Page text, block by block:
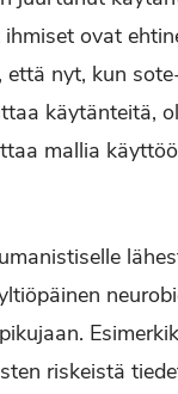
ovat
että nyt, kun
käytänteitä,
mallia
riskeistä